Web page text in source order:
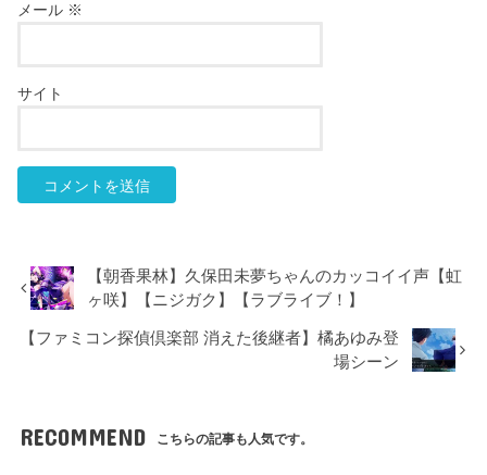
メール ※
サイト
【朝香果林】久保田未夢ちゃんのカッコイイ声【虹
ヶ咲】【ニジガク】【ラブライブ！】
【ファミコン探偵倶楽部 消えた後継者】橘あゆみ登
場シーン
RECOMMEND こちらの記事も人気です。